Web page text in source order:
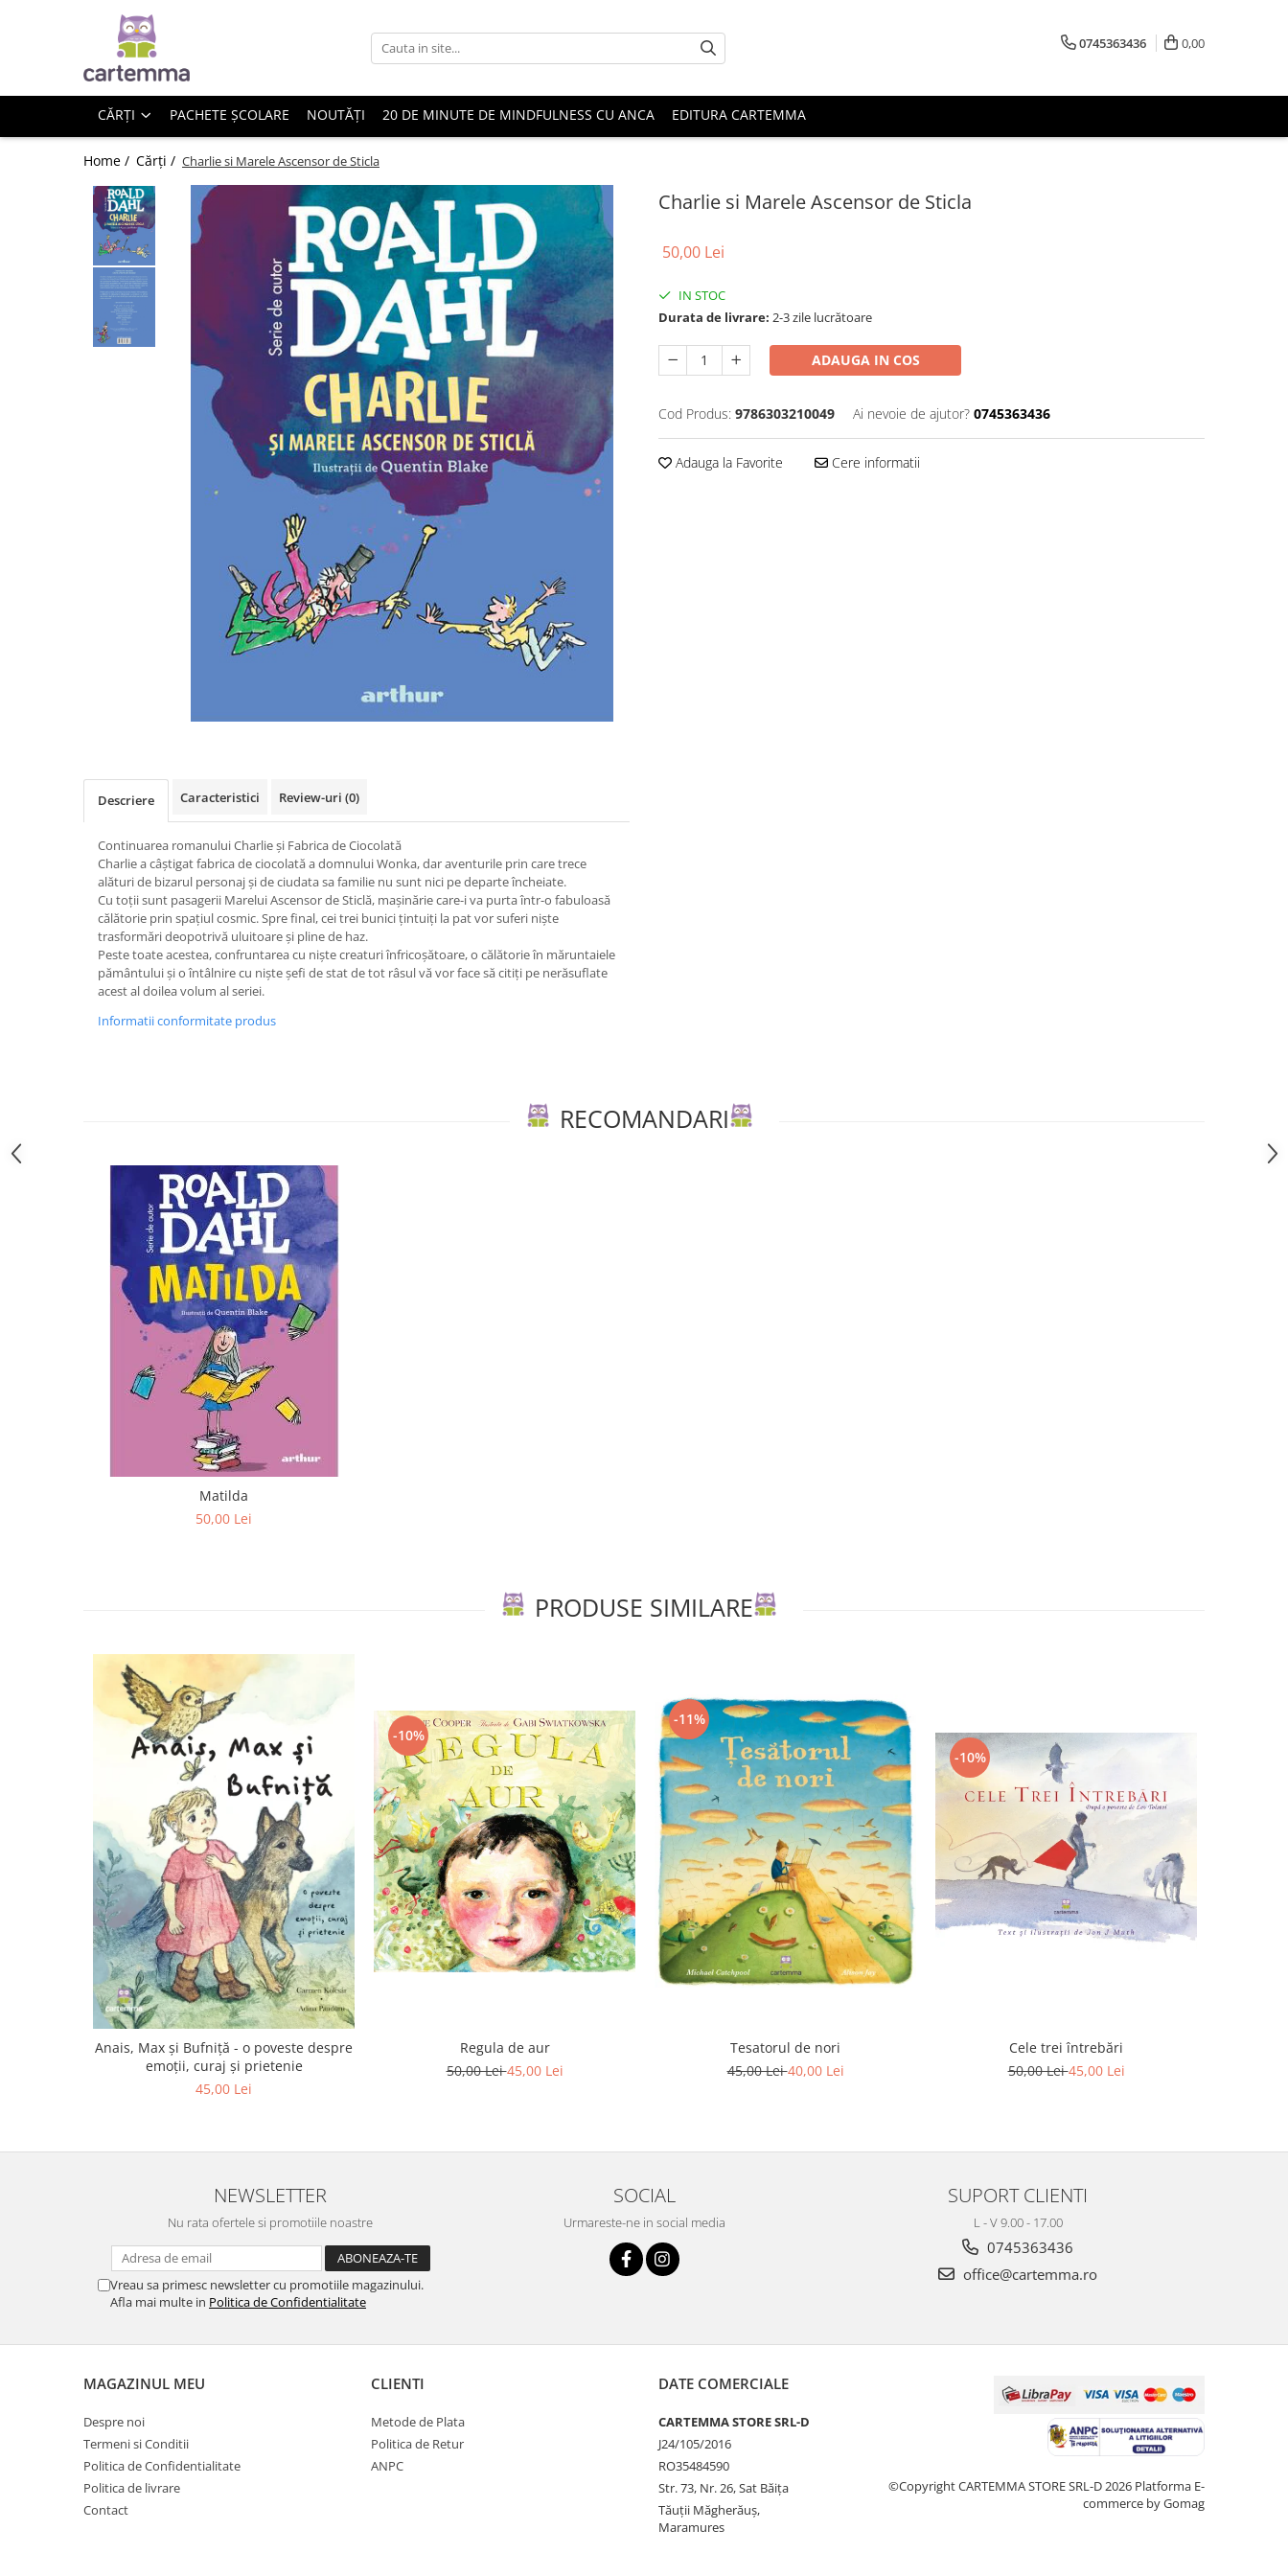
Craciun
Atlase si enciclopedii
Carte de bucate
Educație financiară
Hobby si craft
Editura Aramis
Editura Arthur
Editura Bookzone
Editura Cartea Copiilor
Editura Cartemma
Editura Corint
Editura Frontiera
Editura Lizuka Educativ
Editura Portocala Albastră
Editura Scriptum
0745363436 0,00
CĂRȚI PACHETE ȘCOLARE NOUTĂȚI 20 DE MINUTE DE MINDFULNESS CU ANCA EDITURA CARTEMMA
Home / Cărți / Charlie si Marele Ascensor de Sticla
Charlie si Marele Ascensor de Sticla
50,00 Lei
IN STOC
Durata de livrare: 2-3 zile lucrătoare
ADAUGA IN COS
Cod Produs: 9786303210049 Ai nevoie de ajutor? 0745363436
Adauga la Favorite Cere informatii
Descriere Caracteristici Review-uri (0)
Continuarea romanului Charlie și Fabrica de Ciocolată
Charlie a câştigat fabrica de ciocolată a domnului Wonka, dar aventurile prin care trece
alături de bizarul personaj şi de ciudata sa familie nu sunt nici pe departe încheiate.
Cu toţii sunt pasagerii Marelui Ascensor de Sticlă, maşinărie care-i va purta într-o fabuloasă
călătorie prin spaţiul cosmic. Spre final, cei trei bunici ţintuiţi la pat vor suferi nişte
trasformări deopotrivă uluitoare şi pline de haz.
Peste toate acestea, confruntarea cu niște creaturi înfricoșătoare, o călătorie în măruntaiele
pământului și o întâlnire cu niște șefi de stat de tot râsul vă vor face să citiți pe nerăsuflate
acest al doilea volum al seriei.
Informatii conformitate produs
RECOMANDARI
Matilda
50,00 Lei
PRODUSE SIMILARE
Anais, Max și Bufniță - o poveste despre
emoții, curaj și prietenie
45,00 Lei
-10%
Regula de aur
50,00 Lei45,00 Lei
-11%
Tesatorul de nori
45,00 Lei40,00 Lei
-10%
Cele trei întrebări
50,00 Lei45,00 Lei
NEWSLETTER
Nu rata ofertele si promotiile noastre
Vreau sa primesc newsletter cu promotiile magazinului.
Afla mai multe in Politica de Confidentialitate
SOCIAL
Urmareste-ne in social media
SUPORT CLIENTI
L - V 9.00 - 17.00
0745363436
office@cartemma.ro
MAGAZINUL MEU
Despre noi
Termeni si Conditii
Politica de Confidentialitate
Politica de livrare
Contact
CLIENTI
Metode de Plata
Politica de Retur
ANPC
DATE COMERCIALE
CARTEMMA STORE SRL-D
J24/105/2016
RO35484590
Str. 73, Nr. 26, Sat Băiţa
Tăuţii Măgherăuş,
Maramures
©Copyright CARTEMMA STORE SRL-D 2026 Platforma E-
commerce by Gomag